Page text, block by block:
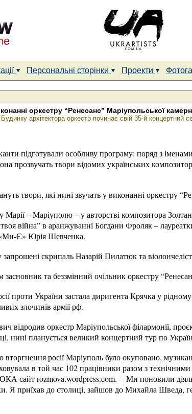
Персональні сторінки Проекти
оркестру “Ренесанс” Маріупольської
архітектора оркестр починає свій 35-й концертний
підготували особливу програму: поряд з
прозвучать твори відомих українських
твори, які нині звучать у виконанні оркестру
Марії – Маріуполю – у авторстві композитора
війна” в аранжуванні Богдани Фроляк –
Є» Юрія Шевченка.
скрипаль Назарій Пилатюк та
засновник та беззмінний очільник оркестру
проти України застала диригента Крячка у
злочинів армії рф.
відродив оркестр Маріупольської філармонії,
нині планується великий концертний тур по
росії Маріуполь було окуповано,
в той час 102 працівники разом з
сайт rozmova.wordpress.com. - Ми поновили
Я приїхав до столиці, зайшов до Михайла Шведа,